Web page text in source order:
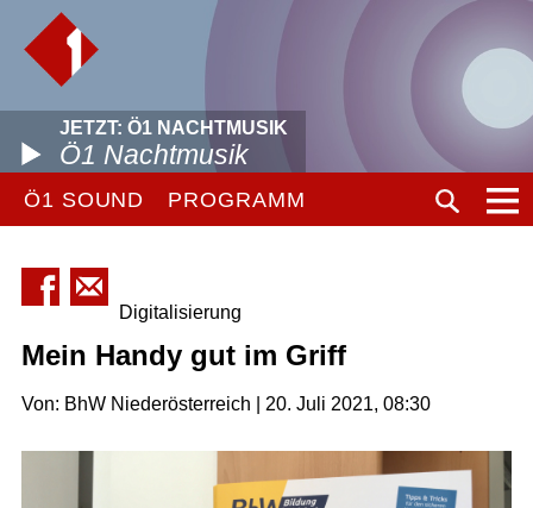
JETZT: Ö1 NACHTMUSIK
Ö1 Nachtmusik
Ö1 SOUND PROGRAMM
Digitalisierung
Mein Handy gut im Griff
Von: BhW Niederösterreich | 20. Juli 2021, 08:30